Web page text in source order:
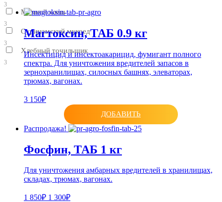
3
Мучной клещ
3
Суринамский мукоед
3
Хлебный точильщик
3
Магтoксин, ТАБ 0.9 кг
Инсектицид и инсектоакарицид, фумигант полного
спектра. Для уничтожения вредителей запасов в
зернохранилищах, силосных башнях, элеваторах,
трюмах, вагонах.
3 150₽
ДОБАВИТЬ
Распродажа!
Фосфин, ТАБ 1 кг
Для уничтожения амбарных вредителей в хранилищах,
складах, трюмах, вагонах.
1 850₽ 1 300₽